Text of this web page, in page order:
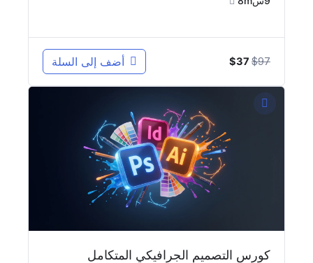
$97
السعر
$37 السعر
أضف إلى السلة
كورس التصميم الجرافيكي المتكامل